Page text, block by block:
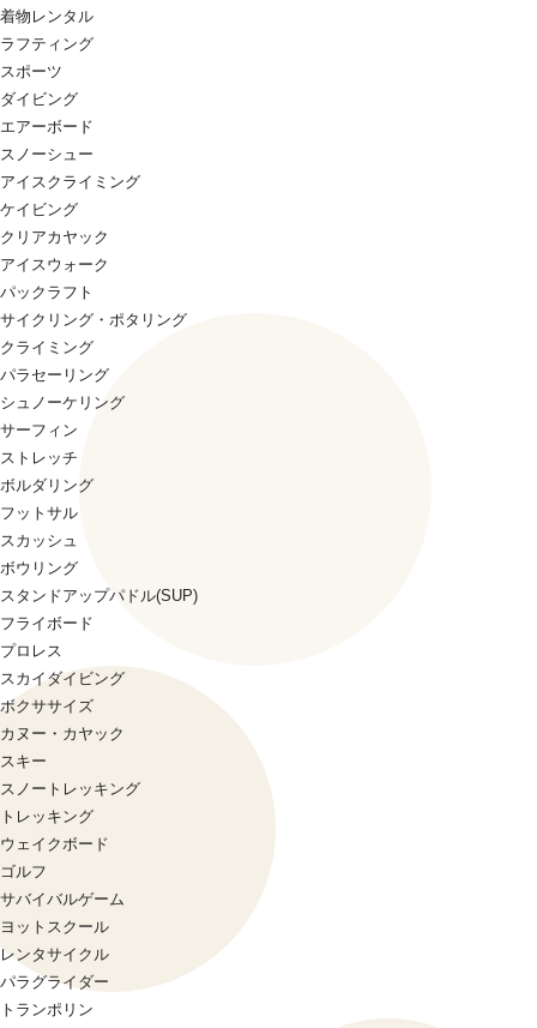
着物レンタル
ラフティング
スポーツ
ダイビング
エアーボード
スノーシュー
アイスクライミング
ケイビング
クリアカヤック
アイスウォーク
パックラフト
サイクリング・ポタリング
クライミング
パラセーリング
シュノーケリング
サーフィン
ストレッチ
ボルダリング
フットサル
スカッシュ
ボウリング
スタンドアップパドル(SUP)
フライボード
プロレス
スカイダイビング
ボクササイズ
カヌー・カヤック
スキー
スノートレッキング
トレッキング
ウェイクボード
ゴルフ
サバイバルゲーム
ヨットスクール
レンタサイクル
パラグライダー
トランポリン